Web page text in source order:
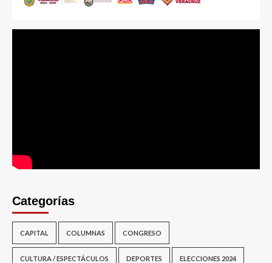
Categorías
CAPITAL COLUMNAS CONGRESO
CULTURA / ESPECTÁCULOS DEPORTES ELECCIONES 2024